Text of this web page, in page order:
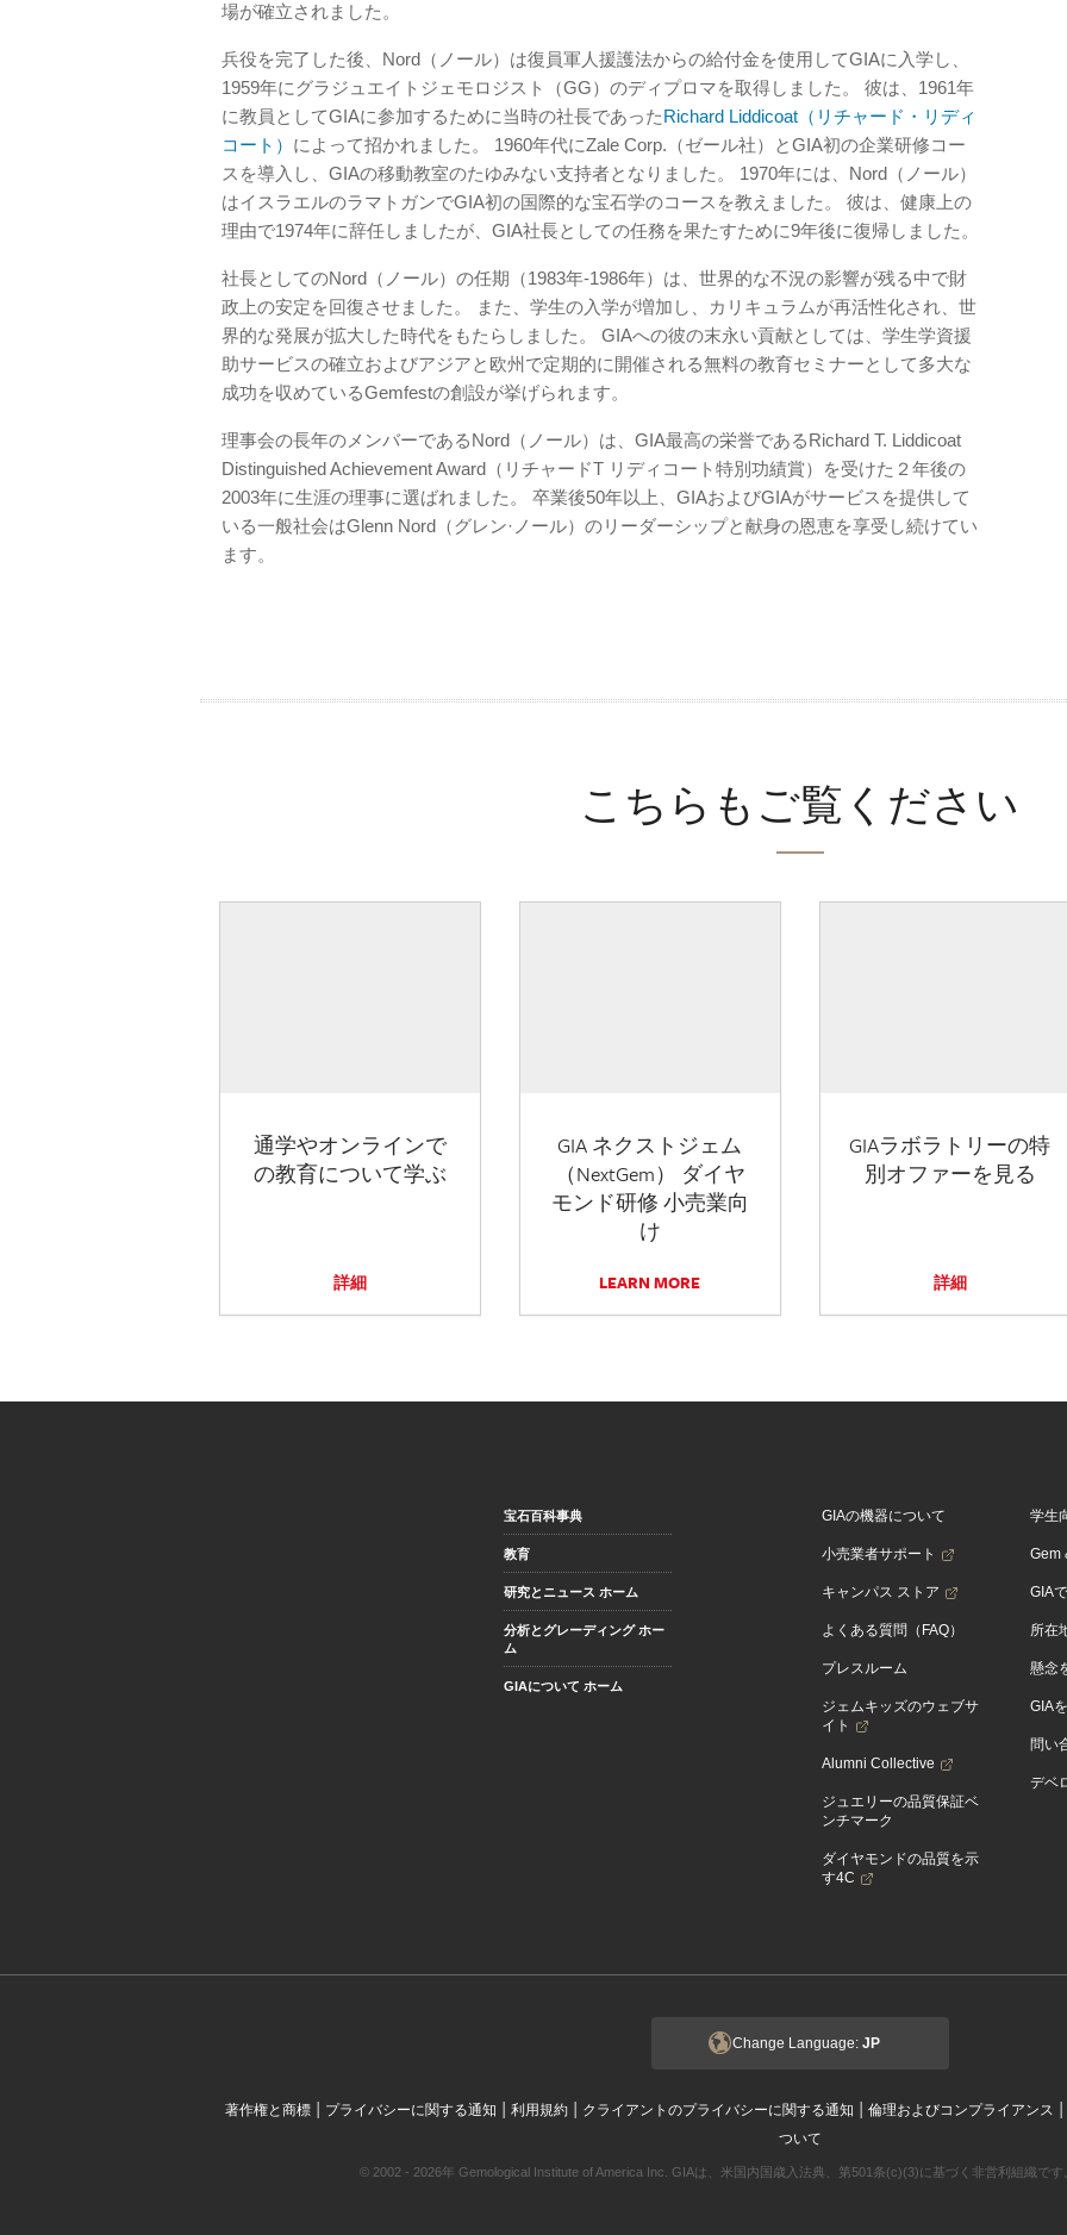
場が確立されました。
兵役を完了した後、Nord（ノール）は復員軍人援護法からの給付金を使用してGIAに入学し、
1959年にグラジュエイトジェモロジスト（GG）のディプロマを取得しました。 彼は、1961年
に教員としてGIAに参加するために当時の社長であったRichard Liddicoat（リチャード・リディ
コート） によって招かれました。 1960年代にZale Corp.（ゼール社）とGIA初の企業研修コー
スを導入し、GIAの移動教室のたゆみない支持者となりました。 1970年には、Nord（ノール）
はイスラエルのラマトガンでGIA初の国際的な宝石学のコースを教えました。 彼は、健康上の
理由で1974年に辞任しましたが、GIA社長としての任務を果たすために9年後に復帰しました。
社長としてのNord（ノール）の任期（1983年-1986年）は、世界的な不況の影響が残る中で財
政上の安定を回復させました。 また、学生の入学が増加し、カリキュラムが再活性化され、世
界的な発展が拡大した時代をもたらしました。 GIAへの彼の末永い貢献としては、学生学資援
助サービスの確立およびアジアと欧州で定期的に開催される無料の教育セミナーとして多大な
成功を収めているGemfestの創設が挙げられます。
理事会の長年のメンバーであるNord（ノール）は、GIA最高の栄誉であるRichard T. Liddicoat
Distinguished Achievement Award（リチャードT リディコート特別功績賞）を受けた２年後の
2003年に生涯の理事に選ばれました。 卒業後50年以上、GIAおよびGIAがサービスを提供して
いる一般社会はGlenn Nord（グレン·ノール）のリーダーシップと献身の恩恵を享受し続けてい
ます。
こちらもご覧ください
通学やオンラインで
の教育について学ぶ
詳細
GIA ネクストジェム
（NextGem） ダイヤ
モンド研修 小売業向
け
LEARN MORE
GIAラボラトリーの特
別オファーを見る
詳細
宝石百科事典
教育
研究とニュース ホーム
分析とグレーディング ホー
ム
GIAについて ホーム
GIAの機器について
小売業者サポート
キャンパス ストア
よくある質問（FAQ）
プレスルーム
ジェムキッズのウェブサ
イト
Alumni Collective
ジュエリーの品質保証ベ
ンチマーク
ダイヤモンドの品質を示
す4C
学生
Gem
GIA
所在
懸念
GIA
問い
デベ
Change Language: JP
著作権と商標 | プライバシーに関する通知 | 利用規約 | クライアントのプライバシーに関する通知 | 倫理およびコンプライアンス |
ついて
© 2002 - 2026年 Gemological Institute of America Inc. GIAは、米国内国歳入法典、第501条(c)(3)に基づく非営利組織です